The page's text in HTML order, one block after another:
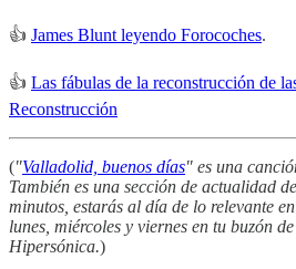
👍 James Blunt leyendo Forocoches.
👍 Las fábulas de la reconstrucción de
Reconstrucción
("Valladolid, buenos días" es una
También es una sección de actualidad
minutos, estarás al día de lo relevante
lunes, miércoles y viernes en tu buzón
Hipersónica.)